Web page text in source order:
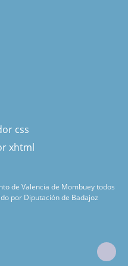
de Valencia de Mombuey todos
por Diputación de Badajoz